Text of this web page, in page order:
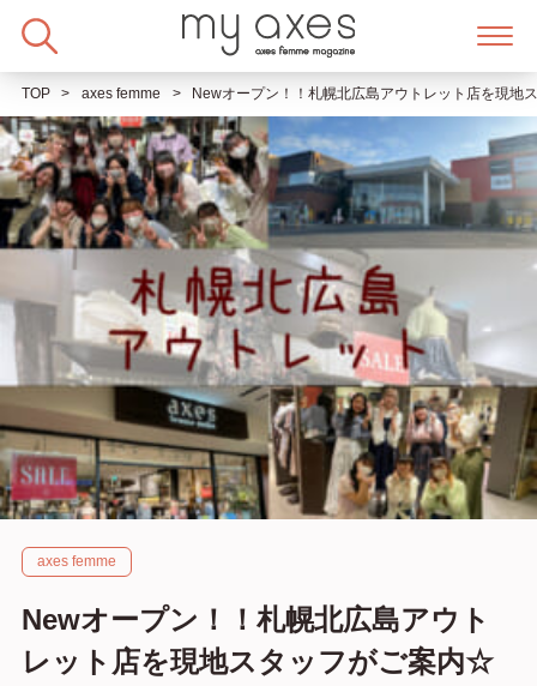
TOP axes femme Newオープン！！札幌北広島アウトレット店を現
axes femme
Newオープン！！札幌北広島アウト
レット店を現地スタッフがご案内☆